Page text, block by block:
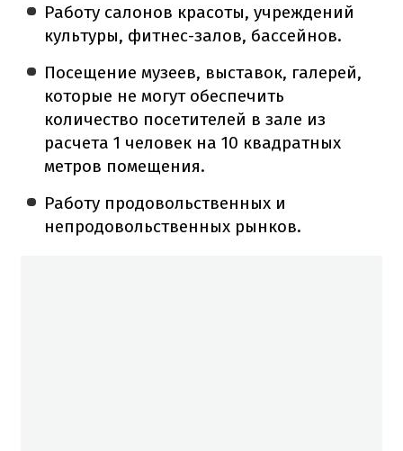
Работу салонов красоты, учреждений
культуры, фитнес-залов, бассейнов.
Посещение музеев, выставок, галерей,
которые не могут обеспечить
количество посетителей в зале из
расчета 1 человек на 10 квадратных
метров помещения.
Работу продовольственных и
непродовольственных рынков.